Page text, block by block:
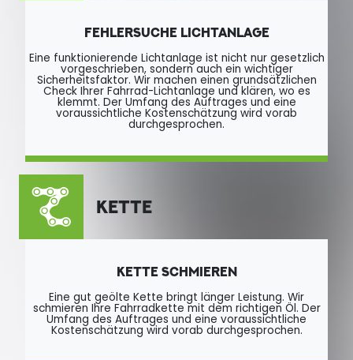
FEHLERSUCHE LICHTANLAGE
Eine funktionierende Lichtanlage ist nicht nur gesetzlich
vorgeschrieben, sondern auch ein wichtiger
Sicherheitsfaktor. Wir machen einen grundsätzlichen
Check Ihrer Fahrrad-Lichtanlage und klären, wo es
klemmt. Der Umfang des Auftrages und eine
voraussichtliche Kostenschätzung wird vorab
durchgesprochen.
KETTE
KETTE SCHMIEREN
Eine gut geölte Kette bringt länger Leistung. Wir
schmieren Ihre Fahrradkette mit dem richtigen Öl. Der
Umfang des Auftrages und eine voraussichtliche
Kostenschätzung wird vorab durchgesprochen.